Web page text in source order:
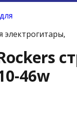
электрогитары,
46w